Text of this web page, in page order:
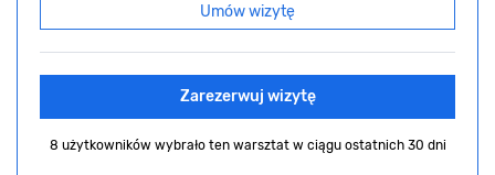
Umów wizytę
Zarezerwuj wizytę
8 użytkowników wybrało ten warsztat w ciągu ostatnich 30 dni